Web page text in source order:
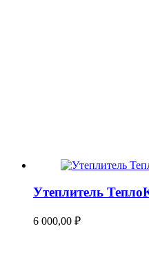
Утеплитель
6 000,00 ₽